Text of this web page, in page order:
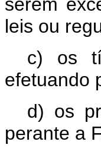
leis ou
c) os
efetuando
d) os
perante a